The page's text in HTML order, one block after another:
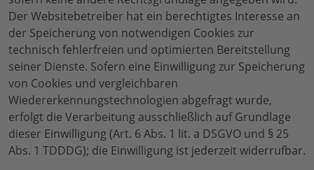
Der Websitebetreiber hat ein berechtigtes Interesse an
der Speicherung von notwendigen Cookies zur
technisch fehlerfreien und optimierten Bereitstellung
seiner Dienste. Sofern eine Einwilligung zur Speicherung
von Cookies und vergleichbaren
Wiedererkennungstechnologien abgefragt wurde,
erfolgt die Verarbeitung ausschließlich auf Grundlage
dieser Einwilligung (Art. 6 Abs. 1 lit. a DSGVO und § 25
Abs. 1 TDDDG); die Einwilligung ist jederzeit widerrufbar.